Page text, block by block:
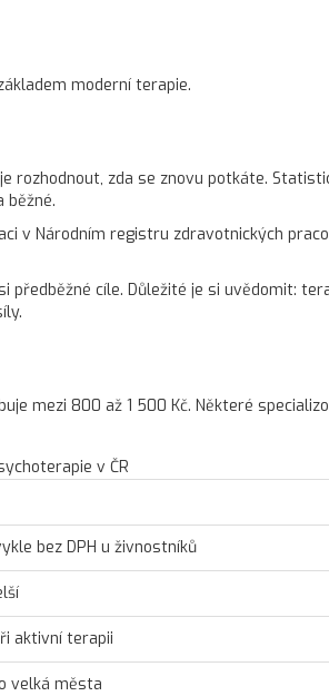
moderní terapie.
rozhodnout, zda se znovu potkáte.
běžné.
v Národním registru zdravotnických
cíle. Důležité je si uvědomit:
mezi 800 až 1 500 Kč. Některé
v ČR
bez DPH u živnostníků
aktivní terapii
velká města